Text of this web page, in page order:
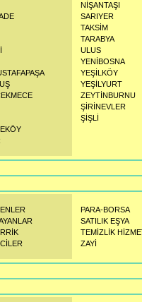
NİŞANTAŞI
SARIYER
TAKSİM
TARABYA
ULUS
YENİBOSNA
YEŞİLKÖY
YEŞİLYURT
ZEYTİNBURNU
ŞİRİNEVLER
ŞİŞLİ
PARA-BORSA
SATILIK EŞYA
TEMİZLİK
ZAYİ